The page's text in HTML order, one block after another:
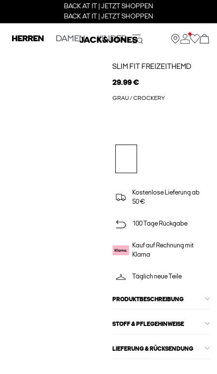
BACK AT IT | JETZT SHOPPEN
BACK AT IT | JETZT SHOPPEN
HERREN DAMEN KINDER
SLIM FIT FREIZEITHEMD
29.99 €
GRAU / CROCKERY
Kostenlose Lieferung ab
50 €
100 Tage Rückgabe
Kauf auf Rechnung mit
Klarna
Täglich neue Teile
PRODUKTBESCHREIBUNG
STOFF & PFLEGEHINWEISE
LIEFERUNG & RÜCKSENDUNG